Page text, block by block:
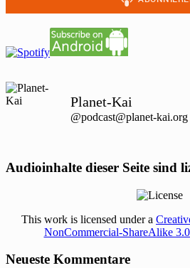
Planet-Kai
@podcast@planet-kai.org
Audioinhalte dieser Seite sind
This work is licensed under a
NonCommercial-ShareAlike
Neueste Kommentare